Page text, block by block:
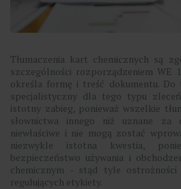
Tłumaczenia kart chemicznych są
szczególności rozporządzeniem WE
określa formę i treść dokumentu. Do
specjalistyczny dla tego typu
istotny zabieg, ponieważ wszelkie
słownictwa innego niż uznane za
niewłaściwe i nie mogą zostać
niezwykle istotna kwestia,
bezpieczeństwo używania i
chemicznym - stąd tyle
regulujących etykiety.